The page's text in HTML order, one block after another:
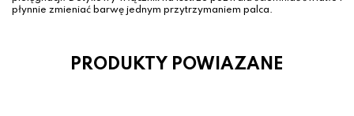
płynnie zmieniać barwę jednym przytrzymaniem palca.
PRODUKTY POWIAZANE